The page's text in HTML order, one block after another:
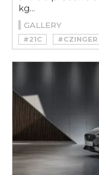
kg...
GALLERY
#21C #CZINGER
#HYBRID